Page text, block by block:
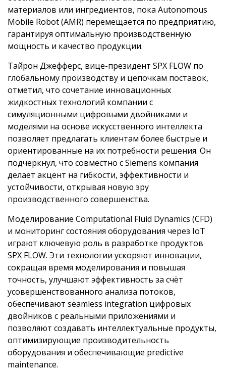
материалов или ингредиентов, пока Autonomous
Mobile Robot (AMR) перемещается по предприятию,
гарантируя оптимальную производственную
мощность и качество продукции.
Тайрон Джефферс, вице-президент SPX FLOW по
глобальному производству и цепочкам поставок,
отметил, что сочетание инновационных
жидкостных технологий компании с
симуляционными цифровыми двойниками и
моделями на основе искусственного интеллекта
позволяет предлагать клиентам более быстрые и
ориентированные на их потребности решения. Он
подчеркнул, что совместно с Siemens компания
делает акцент на гибкости, эффективности и
устойчивости, открывая новую эру
производственного совершенства.
Моделирование Computational Fluid Dynamics (CFD)
и мониторинг состояния оборудования через IoT
играют ключевую роль в разработке продуктов
SPX FLOW. Эти технологии ускоряют инновации,
сокращая время моделирования и повышая
точность, улучшают эффективность за счёт
усовершенствованного анализа потоков,
обеспечивают seamless integration цифровых
двойников с реальными приложениями и
позволяют создавать интеллектуальные продукты,
оптимизирующие производительность
оборудования и обеспечивающие predictive
maintenance.